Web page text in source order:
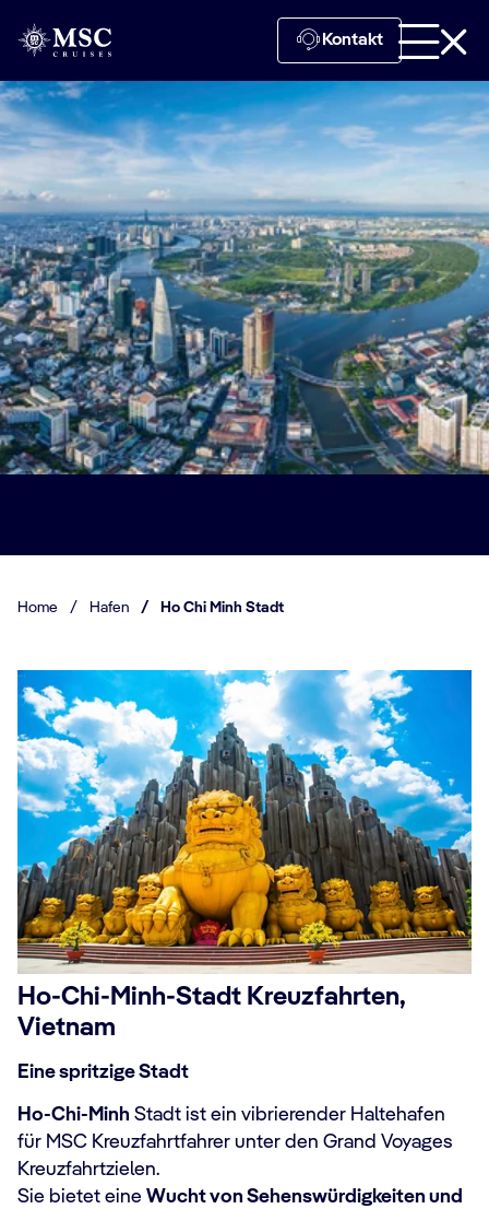
Kontakt
Home / Hafen / Ho Chi Minh Stadt
Ho-Chi-Minh-Stadt Kreuzfahrten,
Vietnam
Eine spritzige Stadt
Ho-Chi-Minh Stadt ist ein vibrierender Haltehafen
für MSC Kreuzfahrtfahrer unter den Grand Voyages
Kreuzfahrtzielen.
Sie bietet eine Wucht von Sehenswürdigkeiten und